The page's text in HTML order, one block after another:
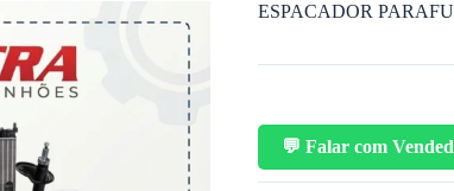
ESPACADOR
💬 Falar com